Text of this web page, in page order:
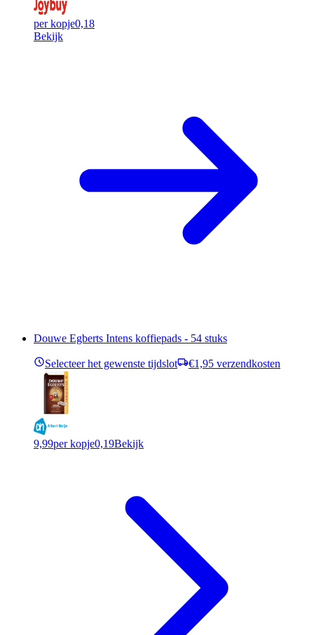
per kopje0,18
Bekijk
Douwe Egberts Intens koffiepads - 54 stuks
Selecteer het gewenste tijdslot €1,95 verzendkosten
9,99per kopje0,19Bekijk